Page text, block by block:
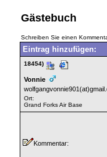
Gästebuch
Schreiben Sie einen
Eintrag hinzufügen:
18454)
Vonnie
Ort:
Grand Forks Air Base
Kommentar: